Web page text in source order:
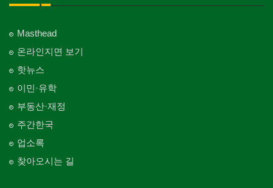
Masthead
온라인지면 보기
핫뉴스
이민·유학
부동산·재정
주간한국
업소록
찾아오시는 길